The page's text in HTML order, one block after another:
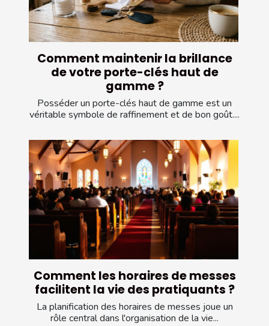
Comment maintenir la brillance
de votre porte-clés haut de
gamme ?
Posséder un porte-clés haut de gamme est un
véritable symbole de raffinement et de bon goût....
Comment les horaires de messes
facilitent la vie des pratiquants ?
La planification des horaires de messes joue un
rôle central dans l'organisation de la vie...